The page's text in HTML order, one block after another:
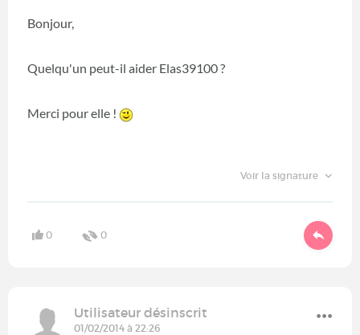
Bonjour,
Quelqu'un peut-il aider Elas39100 ?
Merci pour elle !
Voir la signature
0 0
Utilisateur désinscrit
01/02/2014 à 22:26